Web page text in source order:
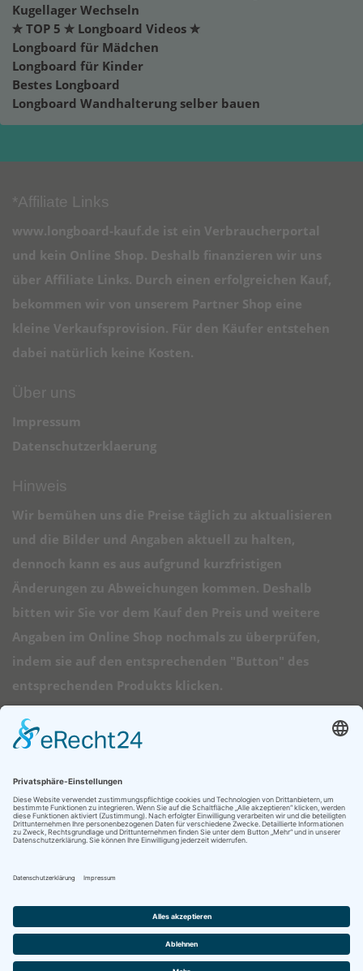
Kugellager Wechseln
✮ TOP 5 ✮ Longboard Videos ✮
Longboard für Mädchen
Longboard für Kinder
Bestes Longboard
Longboard Wandhalterung selber bauen
*Affiliate Links
www.longboard-kauf.de ist ein Verbraucherportal
und kein Online Shop. Deshalb finanzieren wir uns
über Affiliate Links. Durch einen erfolgreichen Kauf,
bekommen wir von unserem Partner Shop eine
kleine Verkaufsprovision. Für den Käufer entstehen
dabei natürlich keine Kosten.
Über uns
Impressum
Datenschutzerklaerung
Hinweis
Wir bemühen uns die Preise täglich zu aktualisieren
und die Bilder und Angaben aktuell zu halten,
dennoch kann es aus aufgrund kurzfristigen
Änderungen zu Abweichungen kommen. Deshalb
bitten wir Sie vor dem Kauf den Preis und weitere
Angaben im Online Shop nochmals zu überprüfen,
indem sie auf den entsprechenden "Button" des
entsprechenden Produkts klicken.
➠ Direktlinks
Longboard Anfänger
Mini Longboards
Elektro Longboards
© 2026 - Longboard Kauf - Diese Seite läuft mit dem Affiliate Theme